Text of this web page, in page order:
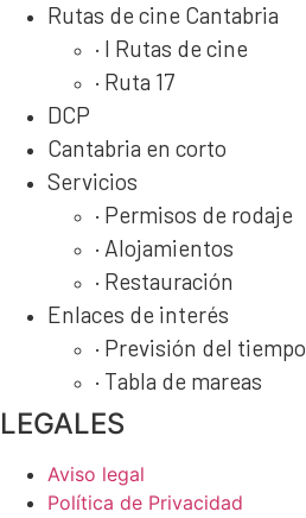
Rutas de cine Cantabria
· I Rutas de cine
· Ruta 17
DCP
Cantabria en corto
Servicios
· Permisos de rodaje
· Alojamientos
· Restauración
Enlaces de interés
· Previsión del tiempo
· Tabla de mareas
LEGALES
Aviso legal
Política de Privacidad